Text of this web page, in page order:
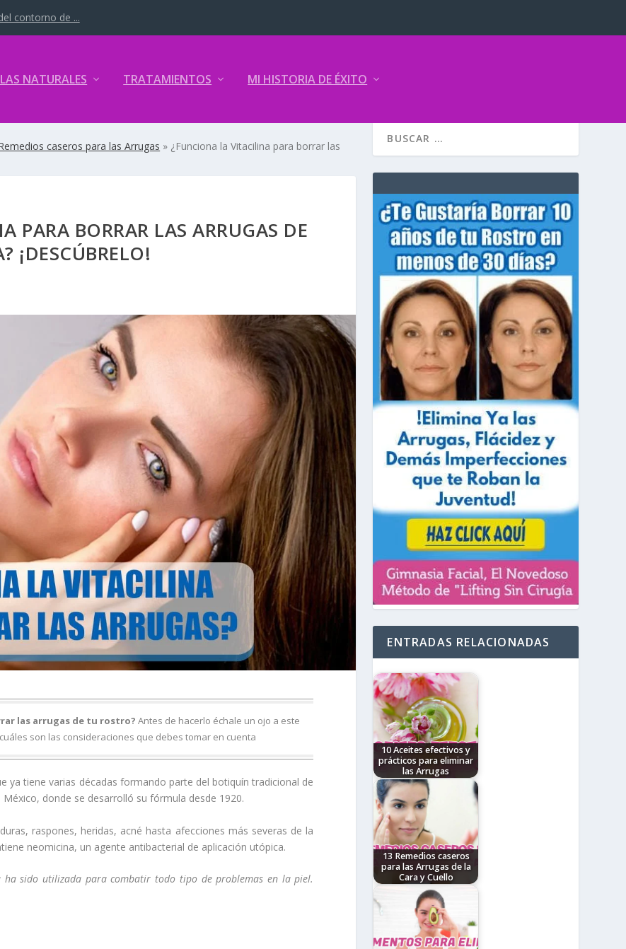
contorno de ...
NATURALES TRATAMIENTOS MI HISTORIA DE ÉXITO
caseros para las Arrugas » ¿Funciona la Vitacilina para borrar las
PARA BORRAR LAS ARRUGAS DE
¡DESCÚBRELO!
las arrugas de tu rostro? Antes de hacerlo échale un ojo a este
son las consideraciones que debes tomar en cuenta
ya tiene varias décadas formando parte del botiquín tradicional de
donde se desarrolló su fórmula desde 1920.
raspones, heridas, acné hasta afecciones más severas de la
neomicina, un agente antibacterial de aplicación utópica.
ha sido utilizada para combatir todo tipo de problemas en la piel.
ENTRADAS RELACIONADAS
10 Aceites efectivos y
prácticos para eliminar
las Arrugas
Dentro de estos aceites
podemos encontrar de
dos tipos: Esenciales y
Vegetales. Los aceites
esenciales provienen de
extractos de flores,…
13 Remedios caseros
para las Arrugas de la
Cara y Cuello
El reloj corre y a su paso
va desgastando la
capacidad de nuestra piel
para regenerarse.
Dejando marcas en
forma…